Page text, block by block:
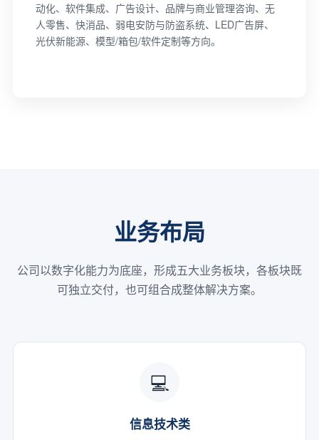
动化、软件集成、广告设计、品牌与商业管理咨询、无
人零售、快消品、弱电安防与防盗系统、LED广告屏、
光伏新能源、模型/箱包/软件定制等方向。
业务布局
公司以数字化能力为底座，形成五大业务板块，各板块既
可独立交付，也可组合成整体解决方案。
💻
信息技术类